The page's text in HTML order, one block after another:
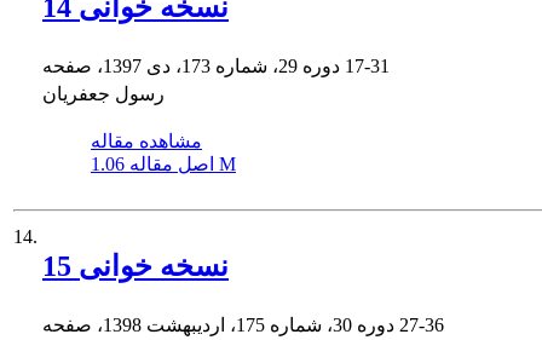
نسخه خوانی 14
17-31
رسول جعفریان
مشاهده مقاله
اصل مقاله 1.06 M
14.
نسخه خوانی 15
27-36